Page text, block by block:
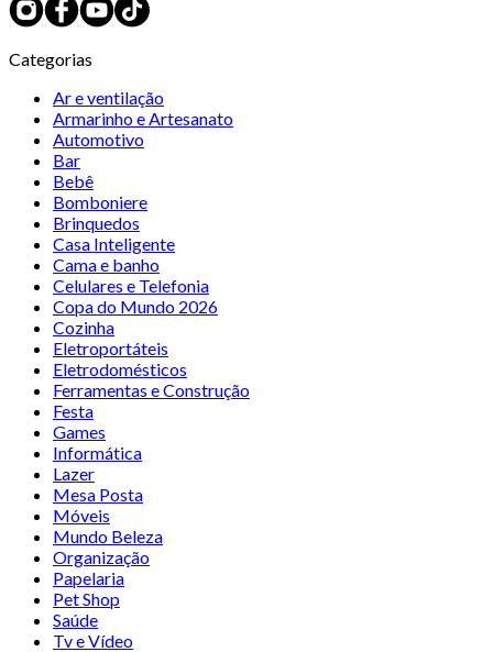
Categorias
Ar e ventilação
Armarinho e Artesanato
Automotivo
Bar
Bebê
Bomboniere
Brinquedos
Casa Inteligente
Cama e banho
Celulares e Telefonia
Copa do Mundo 2026
Cozinha
Eletroportáteis
Eletrodomésticos
Ferramentas e Construção
Festa
Games
Informática
Lazer
Mesa Posta
Móveis
Mundo Beleza
Organização
Papelaria
Pet Shop
Saúde
Tv e Vídeo